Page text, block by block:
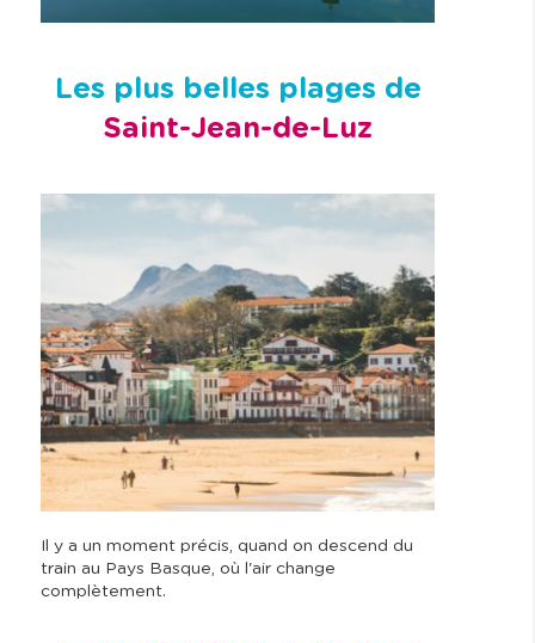
Les plus belles plages de
Saint-Jean-de-Luz
Il y a un moment précis, quand on descend du
train au Pays Basque, où l'air change
complètement.